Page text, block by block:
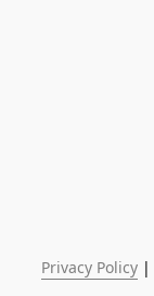
Privacy Policy |